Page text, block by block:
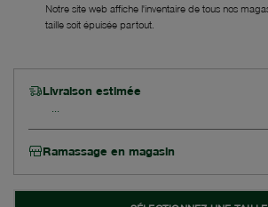
Notre site web affiche l'inventaire de tous nos
taille soit épuisée partout.
Livraison estimée
Ramassage en magasin